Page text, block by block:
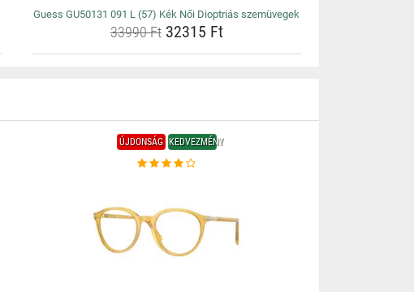
Guess GU50131 091 L (57) Kék Női Dioptriás szemüvegek
33990 Ft32315 Ft
ÚJDONSÁG KEDVEZMÉNY